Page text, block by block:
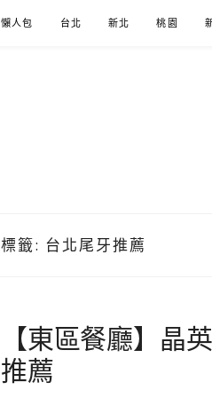
懶人包 台北 新北 桃園
標籤: 台北尾牙推薦
【東區餐廳】晶
推薦